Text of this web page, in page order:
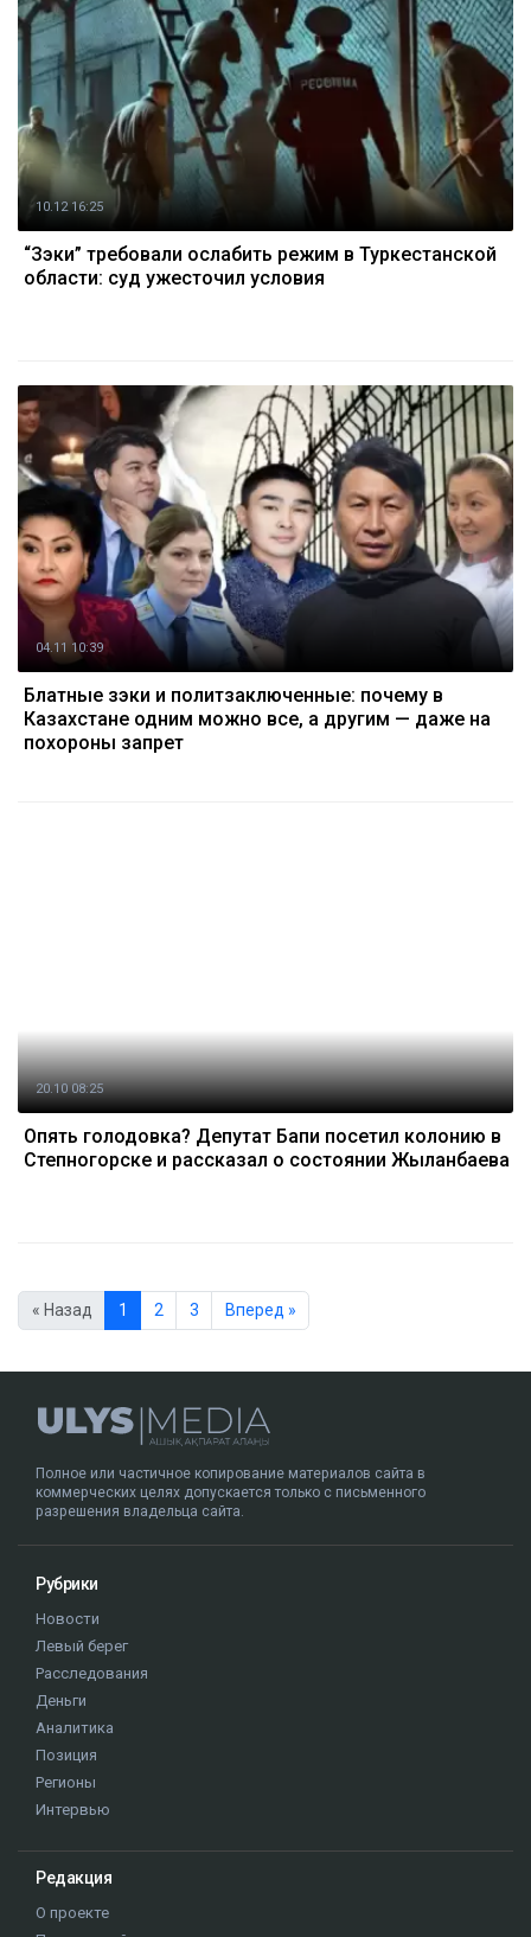
10.12 16:25
“Зэки” требовали ослабить режим в Туркестанской
области: суд ужесточил условия
04.11 10:39
Блатные зэки и политзаключенные: почему в
Казахстане одним можно все, а другим — даже на
похороны запрет
20.10 08:25
Опять голодовка? Депутат Бапи посетил колонию в
Степногорске и рассказал о состоянии Жыланбаева
« Назад 1 2 3 Вперед »
Полное или частичное копирование материалов сайта в
коммерческих целях допускается только с письменного
разрешения владельца сайта.
Рубрики
Новости
Левый берег
Расследования
Деньги
Аналитика
Позиция
Регионы
Интервью
Редакция
О проекте